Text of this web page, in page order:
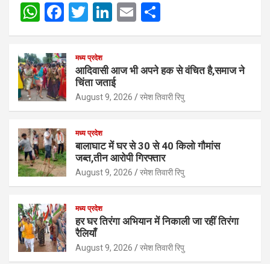
W
h
at
s
A
p
p
F
a
ce
b
o
o
k
T
wi
tt
er
Li
n
dI
n
E
m h
e
मध्य प्रदेश
आदिवासी आज भी अपने हक से वंचित है,समाज ने
चिंता जताई
August 9, 2026 रमेश तिवारी रिपु
मध्य प्रदेश
बालाघाट में घर से 30 से 40 किलो गौमांस
जब्त,तीन आरोपी गिरफ्तार
August 9, 2026 रमेश तिवारी रिपु
मध्य प्रदेश
हर घर तिरंगा अभियान में निकाली जा रहीं तिरंगा
रैलियाँ
August 9, 2026 रमेश तिवारी रिपु